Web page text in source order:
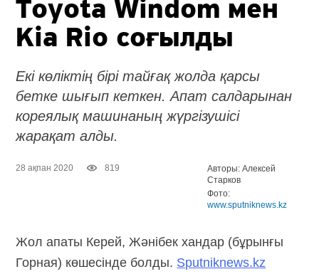
Toyota Windom мен
Kia Rio соғылды
Екі көліктің бірі тайғақ жолда қарсы
бетке шығып кеткен. Апат салдарынан
кореялық машинаның жүргізушісі
жарақат алды.
28 ақпан 2020 819
Авторы: Алексей
Старков
Фото:
www.sputniknews.kz
Жол апаты Керей, Жәнібек хандар (бұрынғы
Горная) көшесінде болды. Sputniknews.kz